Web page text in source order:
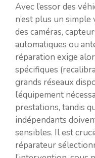
Avec l’essor des
n’est plus un
des caméras,
automatiques ou
réparation exige
spécifiques
grands réseaux
l’équipement
prestations, tandis
indépendants
sensibles. Il est
réparateur